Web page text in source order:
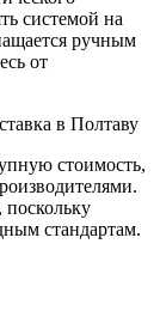
системой на
ручным
от
в Полтаву
стоимость,
поскольку
стандартам.